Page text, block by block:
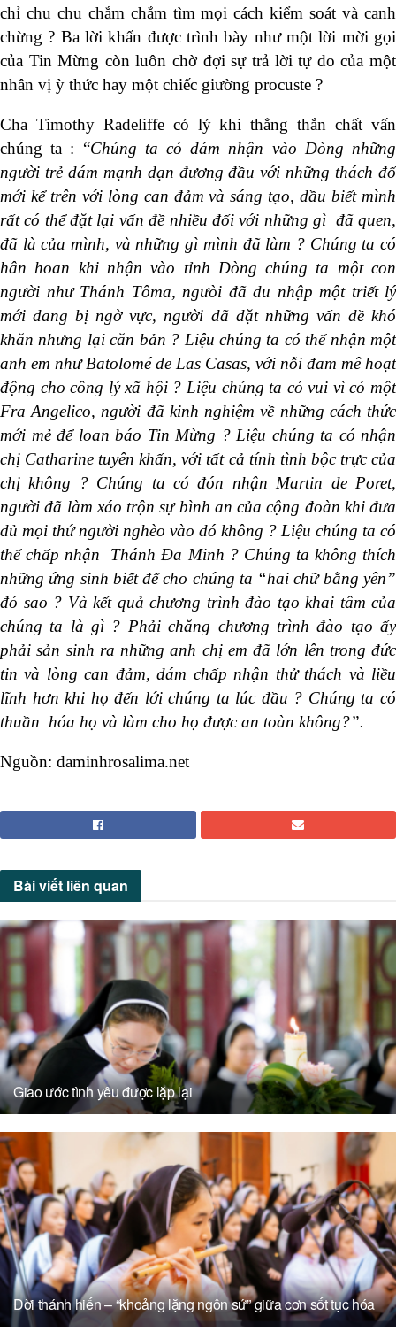
chỉ chu chu chắm chắm tìm mọi cách kiểm soát và canh
chừng ? Ba lời khấn được trình bày như một lời mời gọi
của Tin Mừng còn luôn chờ đợi sự trả lời tự do của một
nhân vị ỳ thức hay một chiếc giường procuste ?
Cha Timothy Radeliffe có lý khi thẳng thắn chất vấn
chúng ta : “Chúng ta có dám nhận vào Dòng những
người trẻ dám mạnh dạn đương đầu với những thách đố
mới kể trên với lòng can đảm và sáng tạo, dầu biết mình
rất có thể đặt lại vấn đề nhiều đối với những gì đã quen,
đã là của mình, và những gì mình đã làm ? Chúng ta có
hân hoan khi nhận vào tỉnh Dòng chúng ta một con
người như Thánh Tôma, ngưòi đã du nhập một triết lý
mới đang bị ngờ vực, người đã đặt những vấn đề khó
khăn nhưng lại căn bản ? Liệu chúng ta có thể nhận một
anh em như Batolomé de Las Casas, với nỗi đam mê hoạt
động cho công lý xã hội ? Liệu chúng ta có vui vì có một
Fra Angelico, người đã kinh nghiệm về những cách thức
mới mẻ để loan báo Tin Mừng ? Liệu chúng ta có nhận
chị Catharine tuyên khấn, với tất cả tính tình bộc trực của
chị không ? Chúng ta có đón nhận Martin de Poret,
người đã làm xáo trộn sự bình an của cộng đoàn khi đưa
đủ mọi thứ người nghèo vào đó không ? Liệu chúng ta có
thể chấp nhận Thánh Đa Minh ? Chúng ta không thích
những ứng sinh biết để cho chúng ta “hai chữ bằng yên”
đó sao ? Và kết quả chương trình đào tạo khai tâm của
chúng ta là gì ? Phải chăng chương trình đào tạo ấy
phải sản sinh ra những anh chị em đã lớn lên trong đức
tin và lòng can đảm, dám chấp nhận thử thách và liều
lĩnh hơn khi họ đến lới chúng ta lúc đầu ? Chúng ta có
thuần hóa họ và làm cho họ được an toàn không?”.
Nguồn: daminhrosalima.net
Bài viết liên quan
Giao ước tình yêu được lặp lại
Đời thánh hiến – “khoảng lặng ngôn sứ” giữa cơn sốt tục hóa